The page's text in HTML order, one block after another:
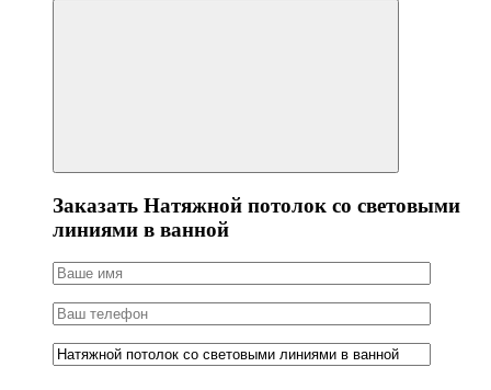
Заказать Натяжной потолок со световыми
линиями в ванной